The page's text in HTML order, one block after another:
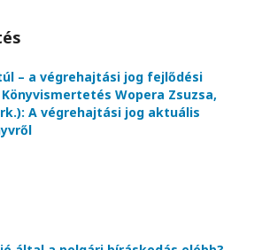
– a végrehajtási jog fejlődési
Wopera Zsuzsa,
A végrehajtási jog aktuális